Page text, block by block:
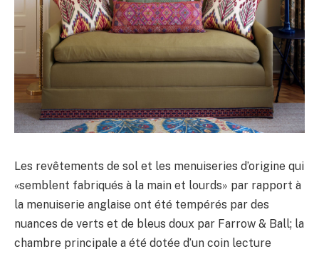
Les revêtements de sol et les menuiseries d’origine qui
«semblent fabriqués à la main et lourds» par rapport à
la menuiserie anglaise ont été tempérés par des
nuances de verts et de bleus doux par Farrow & Ball; la
chambre principale a été dotée d’un coin lecture